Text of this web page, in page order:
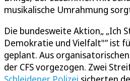
musikalische Umrahmung
Die bundesweite Aktion„ „Ich
Demokratie und Vielfalt"“ ist
geplant. Aus
der CFS vorgezogen. Zwei